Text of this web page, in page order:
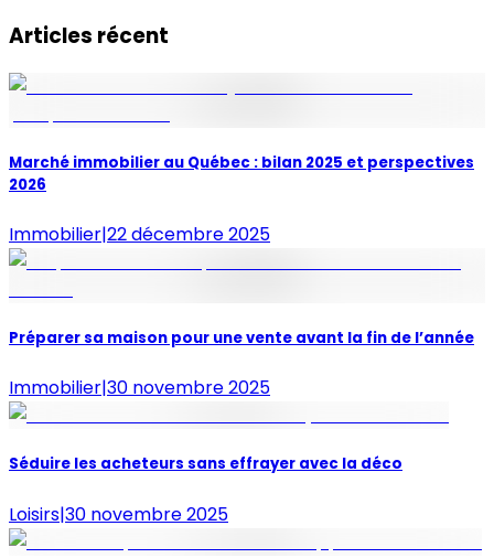
Articles récent
Marché immobilier au Québec : bilan 2025 et perspectives
2026
Immobilier|22 décembre 2025
Préparer sa maison pour une vente avant la fin de l’année
Immobilier|30 novembre 2025
Séduire les acheteurs sans effrayer avec la déco
Loisirs|30 novembre 2025